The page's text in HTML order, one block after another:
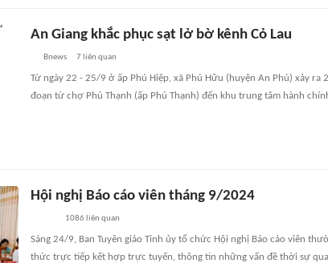
An Giang khắc phục sạt lở bờ kênh Cỏ Lau
Bnews 7 liên quan
Từ ngày 22 - 25/9 ở ấp Phú Hiệp, xã Phú Hữu (huyện An Phú) xảy ra
đoạn từ chợ Phú Thạnh (ấp Phú Thạnh) đến khu trung tâm hành
Hội nghị Báo cáo viên tháng 9/2024
1086 liên quan
Sáng 24/9, Ban Tuyên giáo Tỉnh ủy tổ chức Hội nghị Báo cáo viên
thức trực tiếp kết hợp trực tuyến, thông tin những vấn đề thời sự